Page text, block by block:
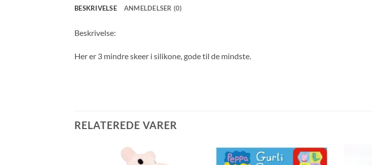
BESKRIVELSE ANMELDELSER (0)
Beskrivelse:
Her er 3 mindre skeer i silikone, gode til de mindste.
RELATEREDE VARER